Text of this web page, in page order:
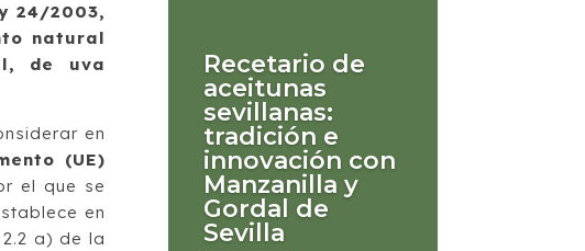
24/2003,
natural
de uva
en
(UE)
el que se
en
a) de la
Recetario de
aceitunas
sevillanas:
tradición e
innovación con
Manzanilla y
Gordal de
Sevilla